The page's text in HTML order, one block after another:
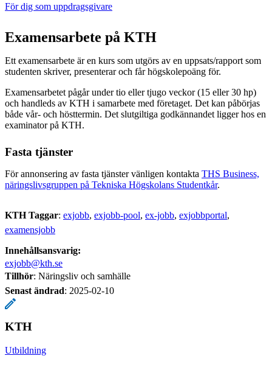
För dig som uppdragsgivare
Examensarbete på KTH
Ett examensarbete är en kurs som utgörs av en uppsats/rapport som
studenten skriver, presenterar och får högskolepoäng för.
Examensarbetet pågår under tio eller tjugo veckor (15 eller 30 hp)
och handleds av KTH i samarbete med företaget. Det kan påbörjas
både vår- och hösttermin. Det slutgiltiga godkännandet ligger hos en
examinator på KTH.
Fasta tjänster
För annonsering av fasta tjänster vänligen kontakta THS Business,
näringslivsgruppen på Tekniska Högskolans Studentkår.
KTH Taggar: exjobb exjobb-pool ex-jobb exjobbportal
examensjobb
Innehållsansvarig:
exjobb@kth.se
Tillhör: Näringsliv och samhälle
Senast ändrad: 2025-02-10
KTH
Utbildning